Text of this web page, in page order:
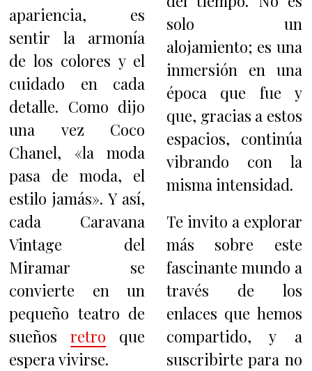
apariencia, es
sentir la armonía
de los colores y el
cuidado en cada
detalle. Como dijo
una vez Coco
Chanel, «la moda
pasa de moda, el
estilo jamás». Y así,
cada Caravana
Vintage del
Miramar se
convierte en un
pequeño teatro de
sueñosretro que
espera vivirse.
solo un
alojamiento; es una
inmersión en una
época que fue y
que, gracias a estos
espacios, continúa
vibrando con la
misma intensidad.
Te invito a explorar
más sobre este
fascinante mundo a
través de los
enlaces que hemos
compartido, y a
suscribirte para no